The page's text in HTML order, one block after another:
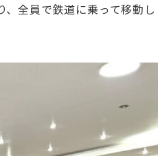
全員で鉄道に乗って移動し